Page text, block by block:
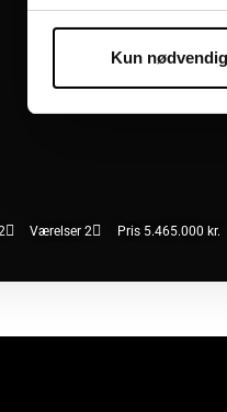
Kun
Værelser 2 Pris 5.465.000 kr.